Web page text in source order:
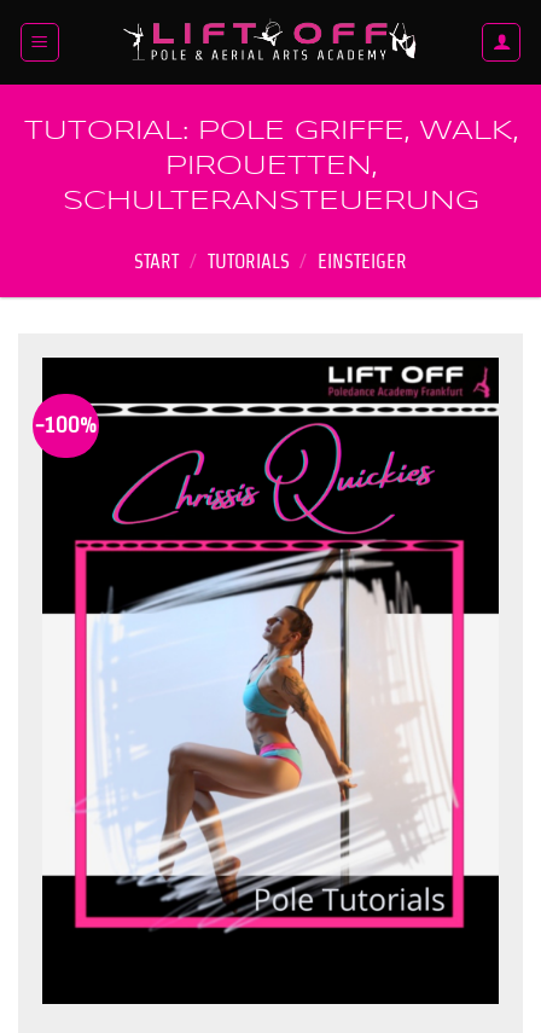
Inhalt
TUTORIAL: POLE GRIFFE, WALK,
PIROUETTEN,
SCHULTERANSTEUERUNG
START / TUTORIALS / EINSTEIGER
-100%